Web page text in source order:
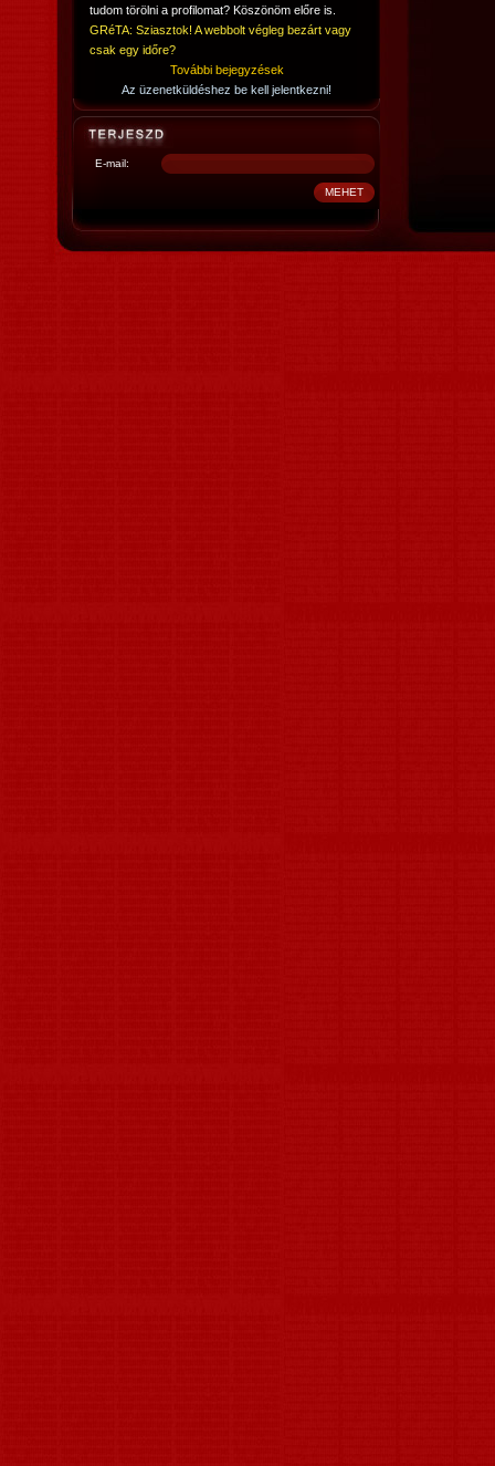
tudom törölni a profilomat? Köszönöm előre is.
GRéTA: Sziasztok! A webbolt végleg bezárt vagy
csak egy időre?
További bejegyzések
Az üzenetküldéshez be kell jelentkezni!
E-mail: